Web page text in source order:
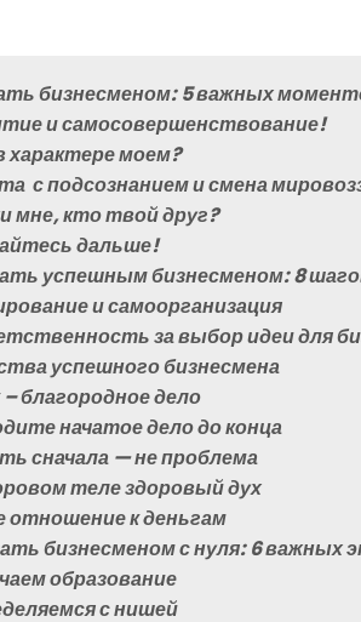
бизнесменом: 5 важных
и самосовершенствование!
характере моем?
с подсознанием и смена
мне, кто твой друг?
дальше!
успешным бизнесменом: 8
и самоорганизация
за выбор идеи для
успешного бизнесмена
благородное дело
начатое дело до конца
сначала — не проблема
теле здоровый дух
отношение к деньгам
бизнесменом с нуля: 6 важных
образование
с нишей